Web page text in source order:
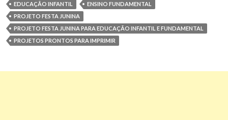
EDUCAÇÃO INFANTIL
ENSINO FUNDAMENTAL
PROJETO FESTA JUNINA
PROJETO FESTA JUNINA PARA EDUCAÇÃO INFANTIL E FUNDAMENTAL
PROJETOS PRONTOS PARA IMPRIMIR